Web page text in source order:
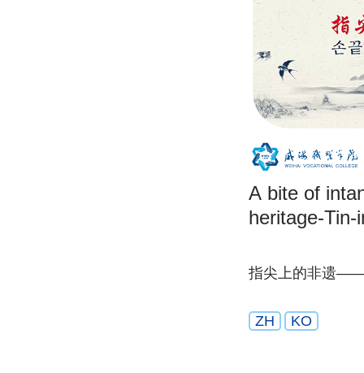
A bite of
heritage-
指尖上的非遗
ZH KO